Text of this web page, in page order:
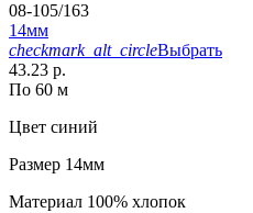
08-105/163
14мм
checkmark_alt_circleВыбрать
43.23 р.
По 60 м
Цвет синий
Размер 14мм
Материал 100% хлопок